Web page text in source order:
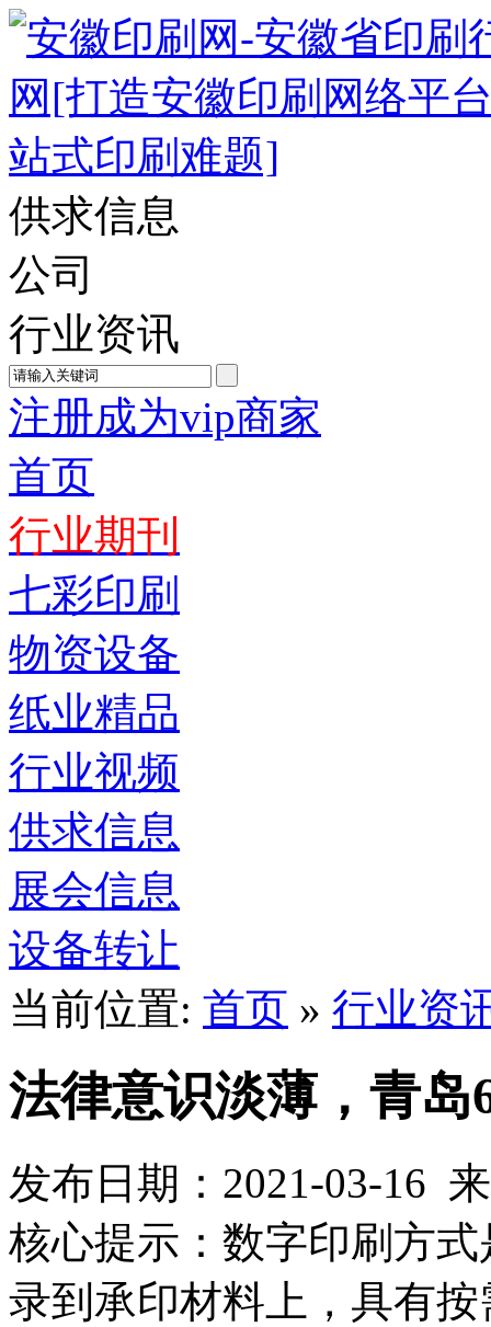
供求信息
公司
行业资讯
注册成为vip商家
首页
行业期刊
七彩印刷
物资设备
纸业精品
行业视频
供求信息
展会信息
设备转让
当前位置: 首页 » 行业资
法律意识淡薄，青
发布日期：2021-03-16
核心提示：数字印刷方
录到承印材料上，具有